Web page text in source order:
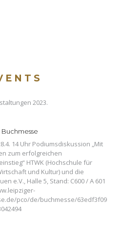
2023.
14 Uhr Podiumsdiskussion „Mit
zum erfolgreichen
HTWK (Hochschule für
und Kultur) und die
e.V., Halle 5, Stand: C600 / A 601
pco/de/buchmesse/63edf3f09